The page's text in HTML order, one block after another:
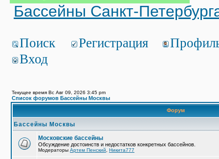
Бассейны Санкт-
Поиск Регистрация
Вход
Текущее время Вс Авг 09, 2026 3:45 pm
Список форумов Бассейны Москвы
Форум
Бассейны Москвы
Московские бассейны
Обсуждение достоинств и недостатков конкретных бассейнов.
Модераторы Артем Пенский Никита777